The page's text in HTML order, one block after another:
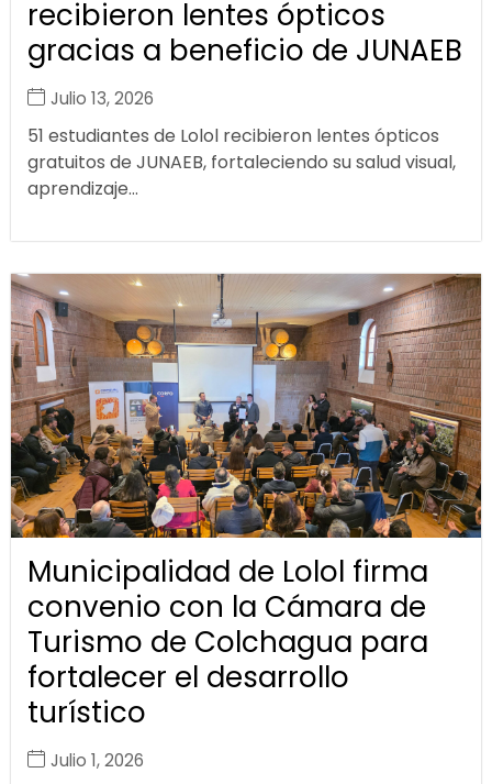
recibieron lentes ópticos
gracias a beneficio de JUNAEB
Julio 13, 2026
51 estudiantes de Lolol recibieron lentes ópticos
gratuitos de JUNAEB, fortaleciendo su salud visual,
aprendizaje...
Municipalidad de Lolol firma
convenio con la Cámara de
Turismo de Colchagua para
fortalecer el desarrollo
turístico
Julio 1, 2026